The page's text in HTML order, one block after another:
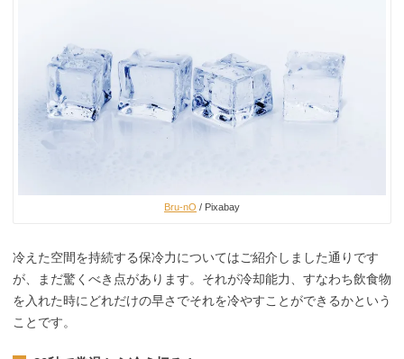
Bru-nO / Pixabay
冷えた空間を持続する保冷力についてはご紹介しました通りです
が、まだ驚くべき点があります。それが冷却能力、すなわち飲食物
を入れた時にどれだけの早さでそれを冷やすことができるかという
ことです。